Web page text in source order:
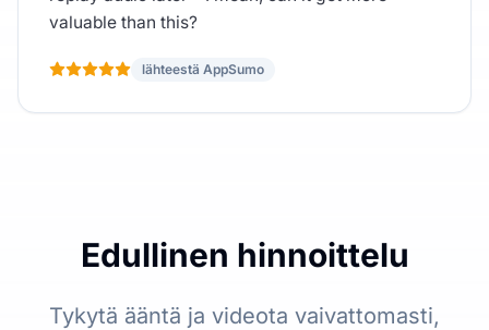
valuable than this?
lähteestä AppSumo
Edullinen hinnoittelu
Tykytä ääntä ja videota vaivattomasti,